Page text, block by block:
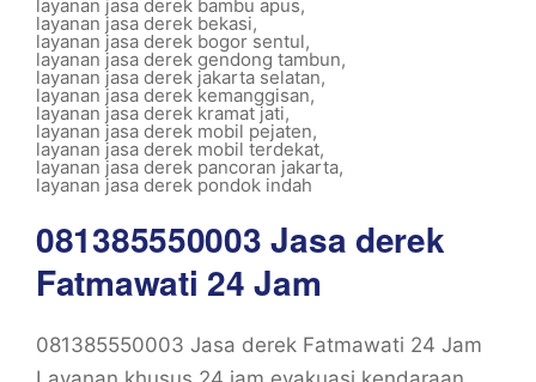
layanan jasa derek bambu apus,
layanan jasa derek bekasi,
layanan jasa derek bogor sentul,
layanan jasa derek gendong tambun,
layanan jasa derek jakarta selatan,
layanan jasa derek kemanggisan,
layanan jasa derek kramat jati,
layanan jasa derek mobil pejaten,
layanan jasa derek mobil terdekat,
layanan jasa derek pancoran jakarta,
layanan jasa derek pondok indah
081385550003 Jasa derek
Fatmawati 24 Jam
081385550003 Jasa derek Fatmawati 24 Jam